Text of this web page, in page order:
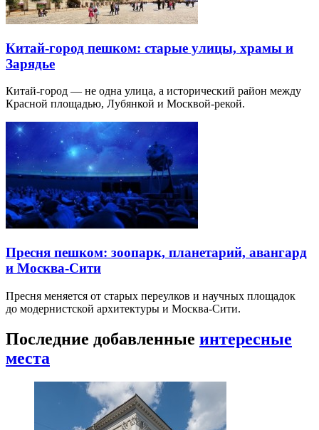
Китай-город пешком: старые улицы, храмы и
Зарядье
Китай-город — не одна улица, а исторический район между
Красной площадью, Лубянкой и Москвой-рекой.
Пресня пешком: зоопарк, планетарий, авангард
и Москва-Сити
Пресня меняется от старых переулков и научных площадок
до модернистской архитектуры и Москва-Сити.
Последние добавленные интересные
места